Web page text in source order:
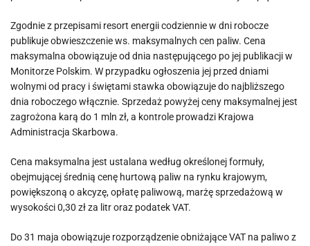
Zgodnie z przepisami resort energii codziennie w dni robocze
publikuje obwieszczenie ws. maksymalnych cen paliw. Cena
maksymalna obowiązuje od dnia następującego po jej publikacji w
Monitorze Polskim. W przypadku ogłoszenia jej przed dniami
wolnymi od pracy i świętami stawka obowiązuje do najbliższego
dnia roboczego włącznie. Sprzedaż powyżej ceny maksymalnej jest
zagrożona karą do 1 mln zł, a kontrole prowadzi Krajowa
Administracja Skarbowa.
Cena maksymalna jest ustalana według określonej formuły,
obejmującej średnią cenę hurtową paliw na rynku krajowym,
powiększoną o akcyzę, opłatę paliwową, marżę sprzedażową w
wysokości 0,30 zł za litr oraz podatek VAT.
Do 31 maja obowiązuje rozporządzenie obniżające VAT na paliwo z